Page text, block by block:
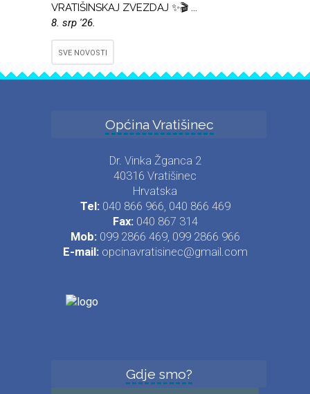
VRATIŠINSKAJ ZVEZDAJ ✨🎬 ...
8. srp '26.
SVE NOVOSTI
Općina Vratišinec
Dr. Vinka Žganca 2
40316 Vratišinec
Hrvatska
Tel: 040 866 966, 040 866 469
Fax: 040 867 314
Mob: 099 2866 469, 099 2866 966
E-mail: opcinavratisinec@gmail.com
Gdje smo?